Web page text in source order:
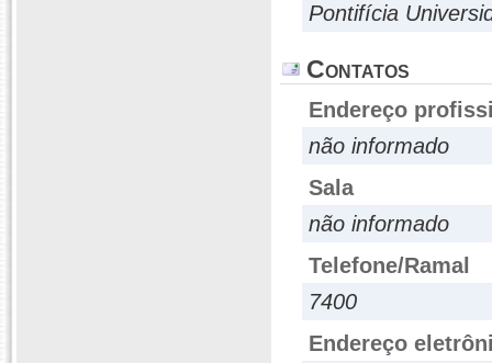
Pontifícia
Contatos
Endereço
não informado
Sala
não informado
Telefone/Ramal
7400
Endereço